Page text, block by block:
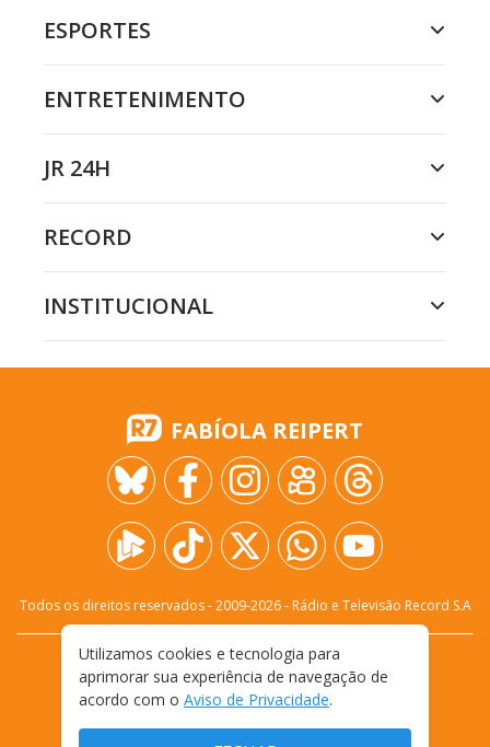
ESPORTES
ENTRETENIMENTO
JR 24H
RECORD
INSTITUCIONAL
FABÍOLA REIPERT
Todos os direitos reservados - 2009-2026- Rádio e Televisão Record S.A
FALE CONOSCO
PRIVACIDADE
TERMOS E CONDIÇÕES DE USO
Utilizamos cookies e tecnologia para
aprimorar sua experiência de navegação de
acordo com o Aviso de Privacidade.